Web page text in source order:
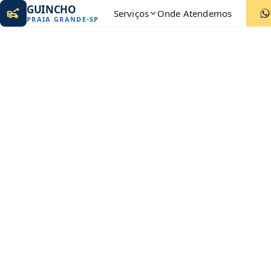
GUINCHO
PRAIA GRANDE-SP Serviços Onde Atendemos